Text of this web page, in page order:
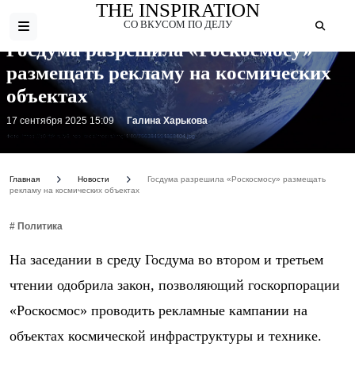
THE INSPIRATION
СО ВКУСОМ ПО ДЕЛУ
Фото: https://s0.rbk.ru/v6_top_pics/media/img/4/40/756384594868404.jpg
Госдума разрешила «Роскосмосу»
размещать рекламу на космических
объектах
17 сентября 2025 15:09 Галина Харькова
Главная Новости
Госдума разрешила «Роскосмосу» размещать
рекламу на космических объектах
# Политика
На заседании в среду Госдума во втором и третьем
чтении одобрила закон, позволяющий госкорпорации
«Роскосмос» проводить рекламные кампании на
объектах космической инфраструктуры и технике.